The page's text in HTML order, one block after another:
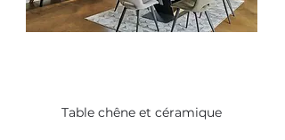
Table chêne et céramique